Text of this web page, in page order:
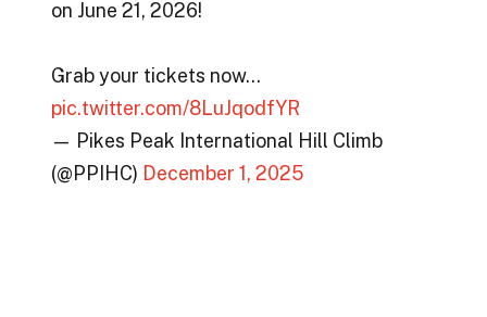
on June 21, 2026!
Grab your tickets now…
pic.twitter.com/8LuJqodfYR
— Pikes Peak International Hill Climb
(@PPIHC) December 1, 2025